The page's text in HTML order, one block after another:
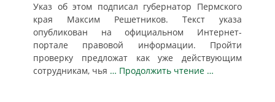
Указ об этом подписал губернатор Пермского
края Максим Решетников. Текст указа
опубликован на официальном Интернет-
портале правовой информации. Пройти
проверку предложат как уже действующим
сотрудникам, чья … Продолжить чтение …